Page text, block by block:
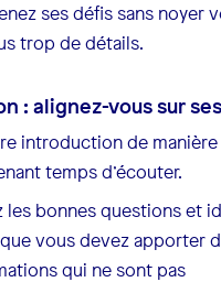
ses défis sans noyer
trop de détails.
: alignez-vous sur
introduction de
temps d’écouter.
les bonnes questions et
vous devez apporter
qui ne sont pas